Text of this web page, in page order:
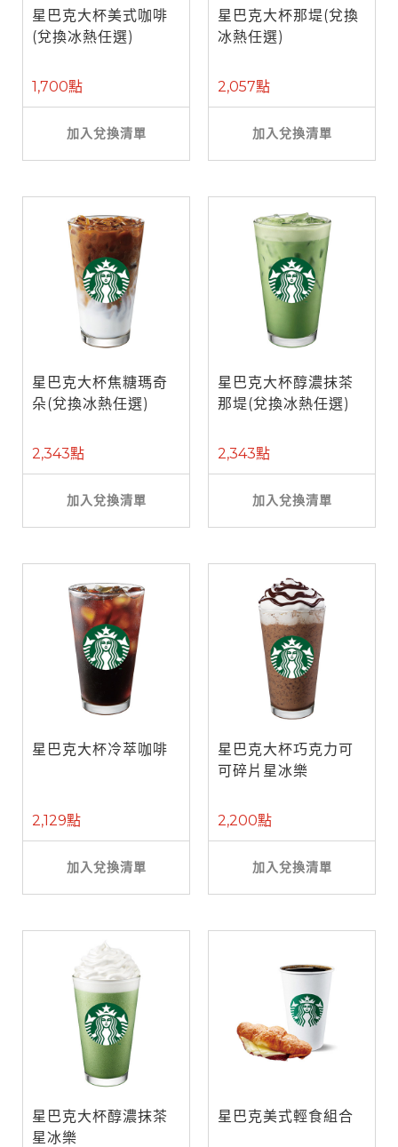
星巴克大杯美式咖啡
(兌換冰熱任選)
1,700點
加入兌換清單
星巴克大杯那堤(兌換
冰熱任選)
2,057點
加入兌換清單
星巴克大杯焦糖瑪奇
朵(兌換冰熱任選)
2,343點
加入兌換清單
星巴克大杯醇濃抹茶
那堤(兌換冰熱任選)
2,343點
加入兌換清單
星巴克大杯冷萃咖啡
2,129點
加入兌換清單
星巴克大杯巧克力可
可碎片星冰樂
2,200點
加入兌換清單
星巴克大杯醇濃抹茶
星冰樂
星巴克美式輕食組合